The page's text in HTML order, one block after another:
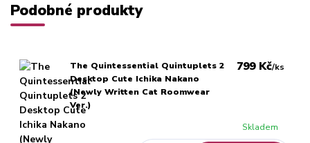
Podobné produkty
The Quintessential Quintuplets 2
Desktop Cute Ichika Nakano
(Newly Written Cat Roomwear
Ver.)
799 Kč/ks
Skladem